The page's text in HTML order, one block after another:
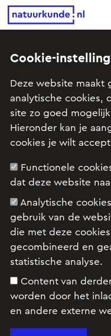
Natuurkunde.nl
Dynamo van
2004-I)
Onderwerp: Elektrisch
en wisselstromen
Het prototype van
Opgave
Cookie-
Deze website maakt
analytische cookies,
site zo goed
Hieronder kan je
cookies je wilt
Functionele
dat deze website
Analytische
gebruik van de
die met deze
gecombineerd en
statistische analyse.
Content van
worden door het
en andere externe